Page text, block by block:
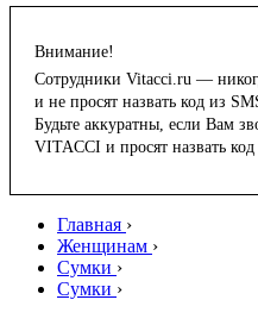
Внимание!
Сотрудники Vitacci.ru —
и не просят назвать код из
Будьте аккуратны, если Вам
VITACCI и просят назвать
Главная ›
Женщинам ›
Сумки ›
Сумки ›